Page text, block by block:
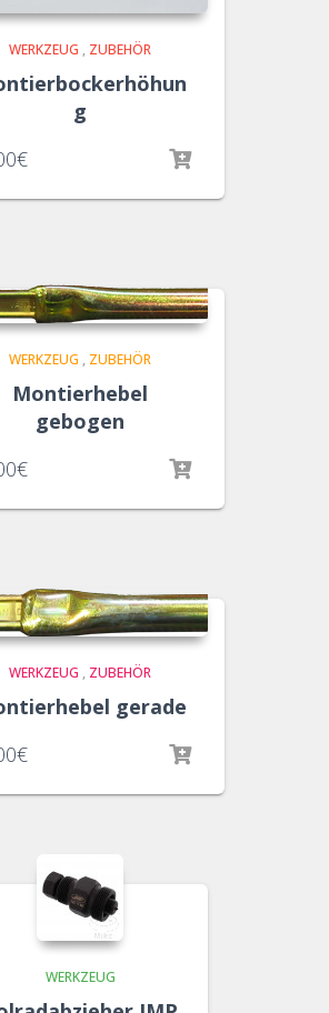
WERKZEUG , ZUBEHÖR
g
€
WERKZEUG , ZUBEHÖR
Montierhebel
gebogen
€
WERKZEUG , ZUBEHÖR
gerade
€
WERKZEUG